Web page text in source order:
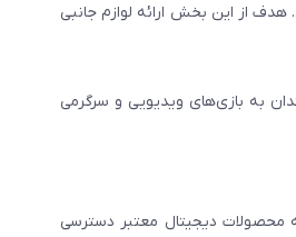
از این بخش ارائه لوازم جانبی
به بازی‌های ویدیویی و سرگرمی
محصولات دیجیتال معتبر دسترسی